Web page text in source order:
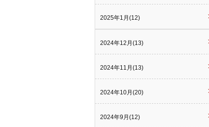
2025年1月(12)
2024年12月(13)
2024年11月(13)
2024年10月(20)
2024年9月(12)